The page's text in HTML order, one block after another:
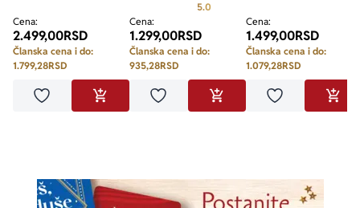
Cena:
2.499,00RSD
Članska cena i do:
1.799,28RSD
Dodaj u omiljeneDODAJ U KORPU
5.0
Cena:
1.299,00RSD
Članska cena i do:
935,28RSD
Dodaj u omiljeneDODAJ U KORPU
Cena:
1.499,00RSD
Članska cena i do:
1.079,28RSD
Dodaj u